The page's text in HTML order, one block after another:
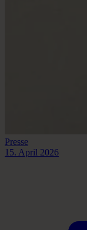
Presse
15. April 2026